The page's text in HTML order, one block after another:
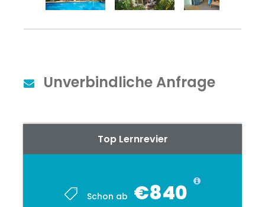
Top Lernrevier
Schon ab €840
Unverbindliche Anfrage